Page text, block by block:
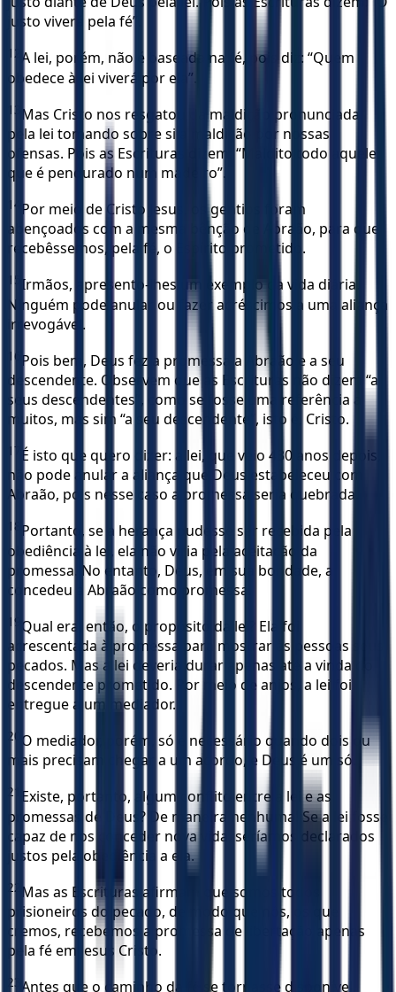
justo viverá pela fé”.
12 A lei, porém, não é baseada na fé, pois diz: “Quem
obedece à lei viverá por ela”.
13 Mas Cristo nos resgatou da maldição pronunciada
pela lei tomando sobre si a maldição por nossas
ofensas. Pois as Escrituras dizem: “Maldito todo aquele
que é pendurado num madeiro”.
14 Por meio de Cristo Jesus, os gentios foram
abençoados com a mesma bênção de Abraão, para que
recebêssemos, pela fé, o Espírito prometido.
15 Irmãos, apresento-lhes um exemplo da vida diária.
Ninguém pode anular ou fazer acréscimos a uma aliança
irrevogável.
16 Pois bem, Deus fez a promessa a Abraão e a seu
descendente. Observem que as Escrituras não dizem “a
seus descendentes”, como se fosse uma referência a
muitos, mas sim “a seu descendente”, isto é, Cristo.
17 É isto que quero dizer: a lei, que veio 430 anos depois,
não pode anular a aliança que Deus estabeleceu com
Abraão, pois nesse caso a promessa seria quebrada.
18 Portanto, se a herança pudesse ser recebida pela
obediência à lei, ela não viria pela aceitação da
promessa. No entanto, Deus, em sua bondade, a
concedeu a Abraão como promessa.
19 Qual era, então, o propósito da lei? Ela foi
acrescentada à promessa para mostrar às pessoas seus
pecados. Mas a lei deveria durar apenas até a vinda do
descendente prometido. Por meio de anjos, a lei foi
entregue a um mediador.
20 O mediador, porém, só é necessário quando dois ou
mais precisam chegar a um acordo, e Deus é um só.
21
Existe, portanto, algum conflito entre a lei e as
promessas de Deus? De maneira nenhuma! Se a lei fosse
capaz de nos conceder nova vida, seríamos declarados
justos pela obediência a ela.
22 Mas as Escrituras afirmam que somos todos
prisioneiros do pecado, de modo que nós, os que
cremos, recebemos a promessa de libertação apenas
pela fé em Jesus Cristo.
23 Antes que o caminho da fé se tornasse disponível,